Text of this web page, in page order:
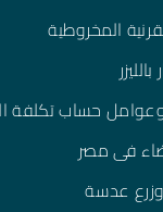
المخروطية
حساب تكلفة
فى مصر
وزرع عدسة